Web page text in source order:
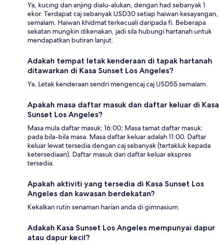
Ya, kucing dan anjing dialu-alukan, dengan had sebanyak 1
ekor. Terdapat caj sebanyak USD30 setiap haiwan kesayangan,
semalam. Haiwan khidmat terkecuali daripada fi. Beberapa
sekatan mungkin dikenakan, jadi sila hubungi hartanah untuk
mendapatkan butiran lanjut.
Adakah tempat letak kenderaan di tapak hartanah
ditawarkan di Kasa Sunset Los Angeles?
Ya. Letak kenderaan sendri mengencaj caj USD55 semalam.
Apakah masa daftar masuk dan daftar keluar di Kasa
Sunset Los Angeles?
Masa mula daftar masuk: 16:00; Masa tamat daftar masuk:
pada bila-bila masa. Masa daftar keluar adalah 11:00. Daftar
keluar lewat tersedia dengan caj sebanyak (tertakluk kepada
ketersediaan). Daftar masuk dan daftar keluar ekspres
tersedia.
Apakah aktiviti yang tersedia di Kasa Sunset Los
Angeles dan kawasan berdekatan?
Kekalkan rutin senaman harian anda di gimnasium.
Adakah Kasa Sunset Los Angeles mempunyai dapur
atau dapur kecil?